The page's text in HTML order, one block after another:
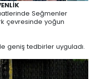
Seğmenler
çevresinde yoğun
geniş tedbirler uyguladı.